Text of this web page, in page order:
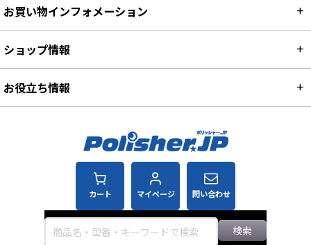
カート マイページ 問い合わせ
検索
お買い物インフォメーション
ショップ情報
お役立ち情報